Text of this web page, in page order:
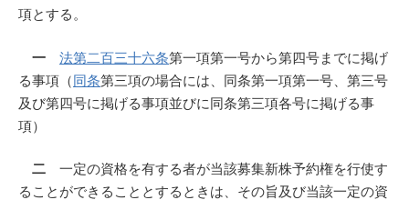
項とする。
一 法第二百三十六条第一項第一号から第四号までに掲げ
る事項（同条第三項の場合には、同条第一項第一号、第三号
及び第四号に掲げる事項並びに同条第三項各号に掲げる事
項）
二 一定の資格を有する者が当該募集新株予約権を行使す
ることができることとするときは、その旨及び当該一定の資